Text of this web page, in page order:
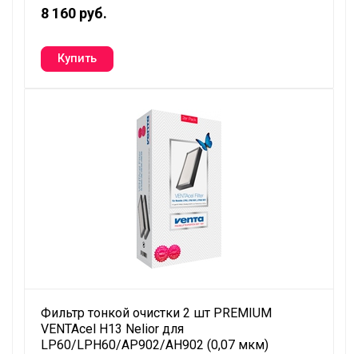
8 160 руб.
Фильтр тонкой очистки 2 шт PREMIUM
VENTAcel H13 Nelior для
LP60/LPH60/AP902/AH902 (0,07 мкм)